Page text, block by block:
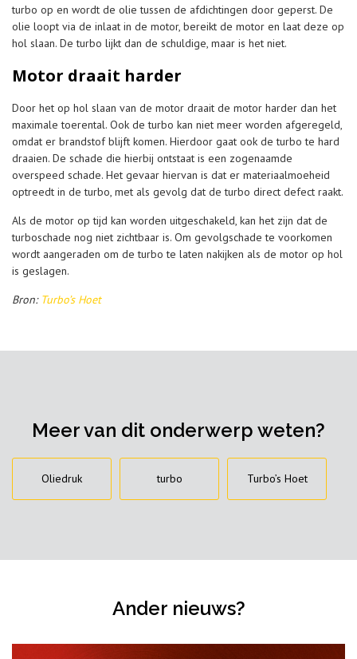
turbo op en wordt de olie tussen de afdichtingen door geperst. De
olie loopt via de inlaat in de motor, bereikt de motor en laat deze op
hol slaan. De turbo lijkt dan de schuldige, maar is het niet.
Motor draait harder
Door het op hol slaan van de motor draait de motor harder dan het
maximale toerental. Ook de turbo kan niet meer worden afgeregeld,
omdat er brandstof blijft komen. Hierdoor gaat ook de turbo te hard
draaien. De schade die hierbij ontstaat is een zogenaamde
overspeed schade. Het gevaar hiervan is dat er materiaalmoeheid
optreedt in de turbo, met als gevolg dat de turbo direct defect raakt.
Als de motor op tijd kan worden uitgeschakeld, kan het zijn dat de
turboschade nog niet zichtbaar is. Om gevolgschade te voorkomen
wordt aangeraden om de turbo te laten nakijken als de motor op hol
is geslagen.
Bron: Turbo’s Hoet
Meer van dit onderwerp weten?
Oliedruk turbo Turbo’s Hoet
Ander nieuws?